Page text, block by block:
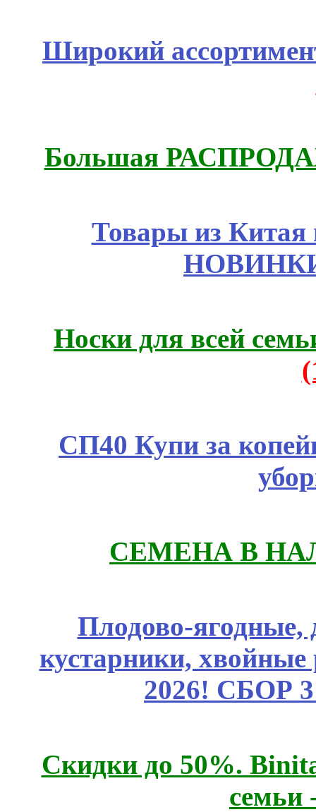
Широкий
Большая
Товары из Китая
Носки для всей
СП40 Купи за
СЕМЕНА В
Плодово-ягодные,
кустарники,
2026! СБОР
Скидки до 50%.
семьи